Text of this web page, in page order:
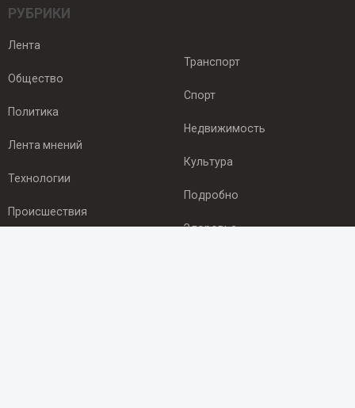
РУБРИКИ
Лента
Общество
Политика
Лента мнений
Технологии
Происшествия
Транспорт
Спорт
Недвижимость
Культура
Подробно
Здоровье